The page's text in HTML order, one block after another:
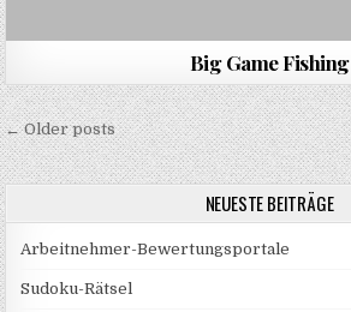
Big Game Fishing
Beitragsnavigation
← Older posts
NEUESTE BEITRÄGE
Arbeitnehmer-Bewertungsportale
Sudoku-Rätsel